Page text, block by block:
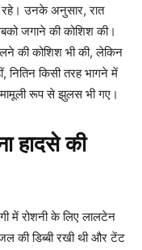
रहे। उनके अनुसार, रात
जगाने की कोशिश की।
की कोशिश भी की, लेकिन
किसी तरह भागने में
रूप से झुलस भी गए।
हादसे की
में रोशनी के लिए लालटेन
की डिब्बी रखी थी और टेंट